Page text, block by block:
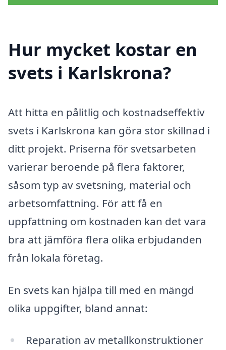
Hur mycket kostar en
svets i Karlskrona?
Att hitta en pålitlig och kostnadseffektiv
svets i Karlskrona kan göra stor skillnad i
ditt projekt. Priserna för svetsarbeten
varierar beroende på flera faktorer,
såsom typ av svetsning, material och
arbetsomfattning. För att få en
uppfattning om kostnaden kan det vara
bra att jämföra flera olika erbjudanden
från lokala företag.
En svets kan hjälpa till med en mängd
olika uppgifter, bland annat:
Reparation av metallkonstruktioner